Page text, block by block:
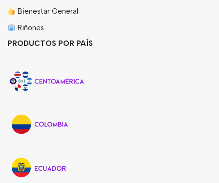
Bienestar General
Riñones
PRODUCTOS POR PAÍS